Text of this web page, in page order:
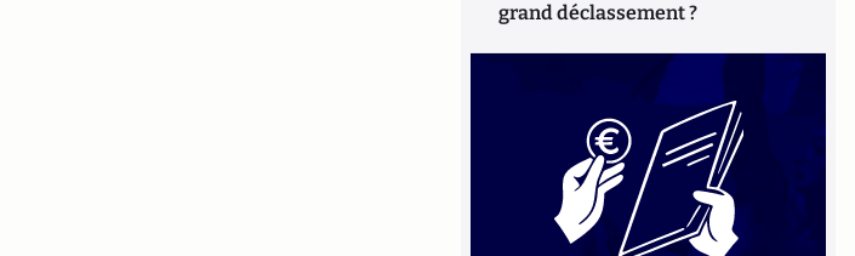
grand déclassement ?